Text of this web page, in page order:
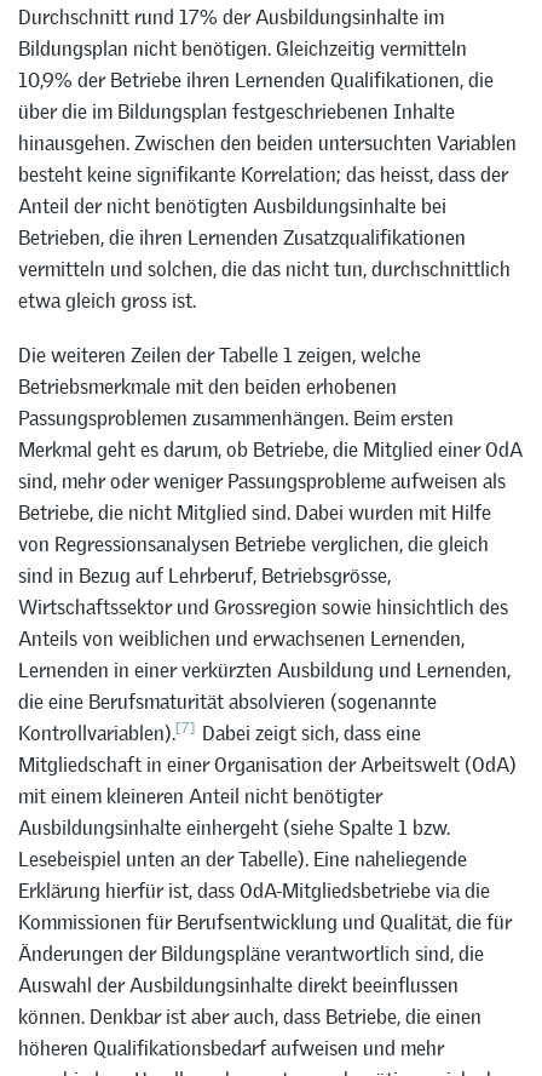
Durchschnitt rund 17% der Ausbildungsinhalte im
Bildungsplan nicht benötigen. Gleichzeitig vermitteln
10,9% der Betriebe ihren Lernenden Qualifikationen, die
über die im Bildungsplan festgeschriebenen Inhalte
hinausgehen. Zwischen den beiden untersuchten Variablen
besteht keine signifikante Korrelation; das heisst, dass der
Anteil der nicht benötigten Ausbildungsinhalte bei
Betrieben, die ihren Lernenden Zusatzqualifikationen
vermitteln und solchen, die das nicht tun, durchschnittlich
etwa gleich gross ist.
Die weiteren Zeilen der Tabelle 1 zeigen, welche
Betriebsmerkmale mit den beiden erhobenen
Passungsproblemen zusammenhängen. Beim ersten
Merkmal geht es darum, ob Betriebe, die Mitglied einer OdA
sind, mehr oder weniger Passungsprobleme aufweisen als
Betriebe, die nicht Mitglied sind. Dabei wurden mit Hilfe
von Regressionsanalysen Betriebe verglichen, die gleich
sind in Bezug auf Lehrberuf, Betriebsgrösse,
Wirtschaftssektor und Grossregion sowie hinsichtlich des
Anteils von weiblichen und erwachsenen Lernenden,
Lernenden in einer verkürzten Ausbildung und Lernenden,
die eine Berufsmaturität absolvieren (sogenannte
Kontrollvariablen).[7] Dabei zeigt sich, dass eine
Mitgliedschaft in einer Organisation der Arbeitswelt (OdA)
mit einem kleineren Anteil nicht benötigter
Ausbildungsinhalte einhergeht (siehe Spalte 1 bzw.
Lesebeispiel unten an der Tabelle). Eine naheliegende
Erklärung hierfür ist, dass OdA-Mitgliedsbetriebe via die
Kommissionen für Berufsentwicklung und Qualität, die für
Änderungen der Bildungspläne verantwortlich sind, die
Auswahl der Ausbildungsinhalte direkt beeinflussen
können. Denkbar ist aber auch, dass Betriebe, die einen
höheren Qualifikationsbedarf aufweisen und mehr